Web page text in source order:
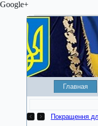
Google+
Главная
Покращення